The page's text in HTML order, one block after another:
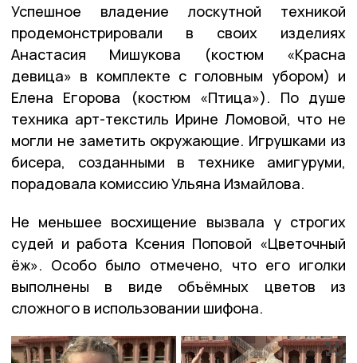
Успешное владение лоскутной техникой
продемонстрировали в своих изделиях
Анастасия Мишукова (костюм «Красна
девица» в комплекте с головным убором) и
Елена Егорова (костюм «Птица»). По душе
техника арт-текстиль Ирине Ломовой, что не
могли не заметить окружающие. Игрушками из
бисера, созданными в технике амигуруми,
порадовала комиссию Ульяна Измайлова.
Не меньшее восхищение вызвала у строгих
судей и работа Ксения Поповой «Цветочный
ёж». Особо было отмечено, что его иголки
выполнены в виде объёмных цветов из
сложного в использовании шифона.